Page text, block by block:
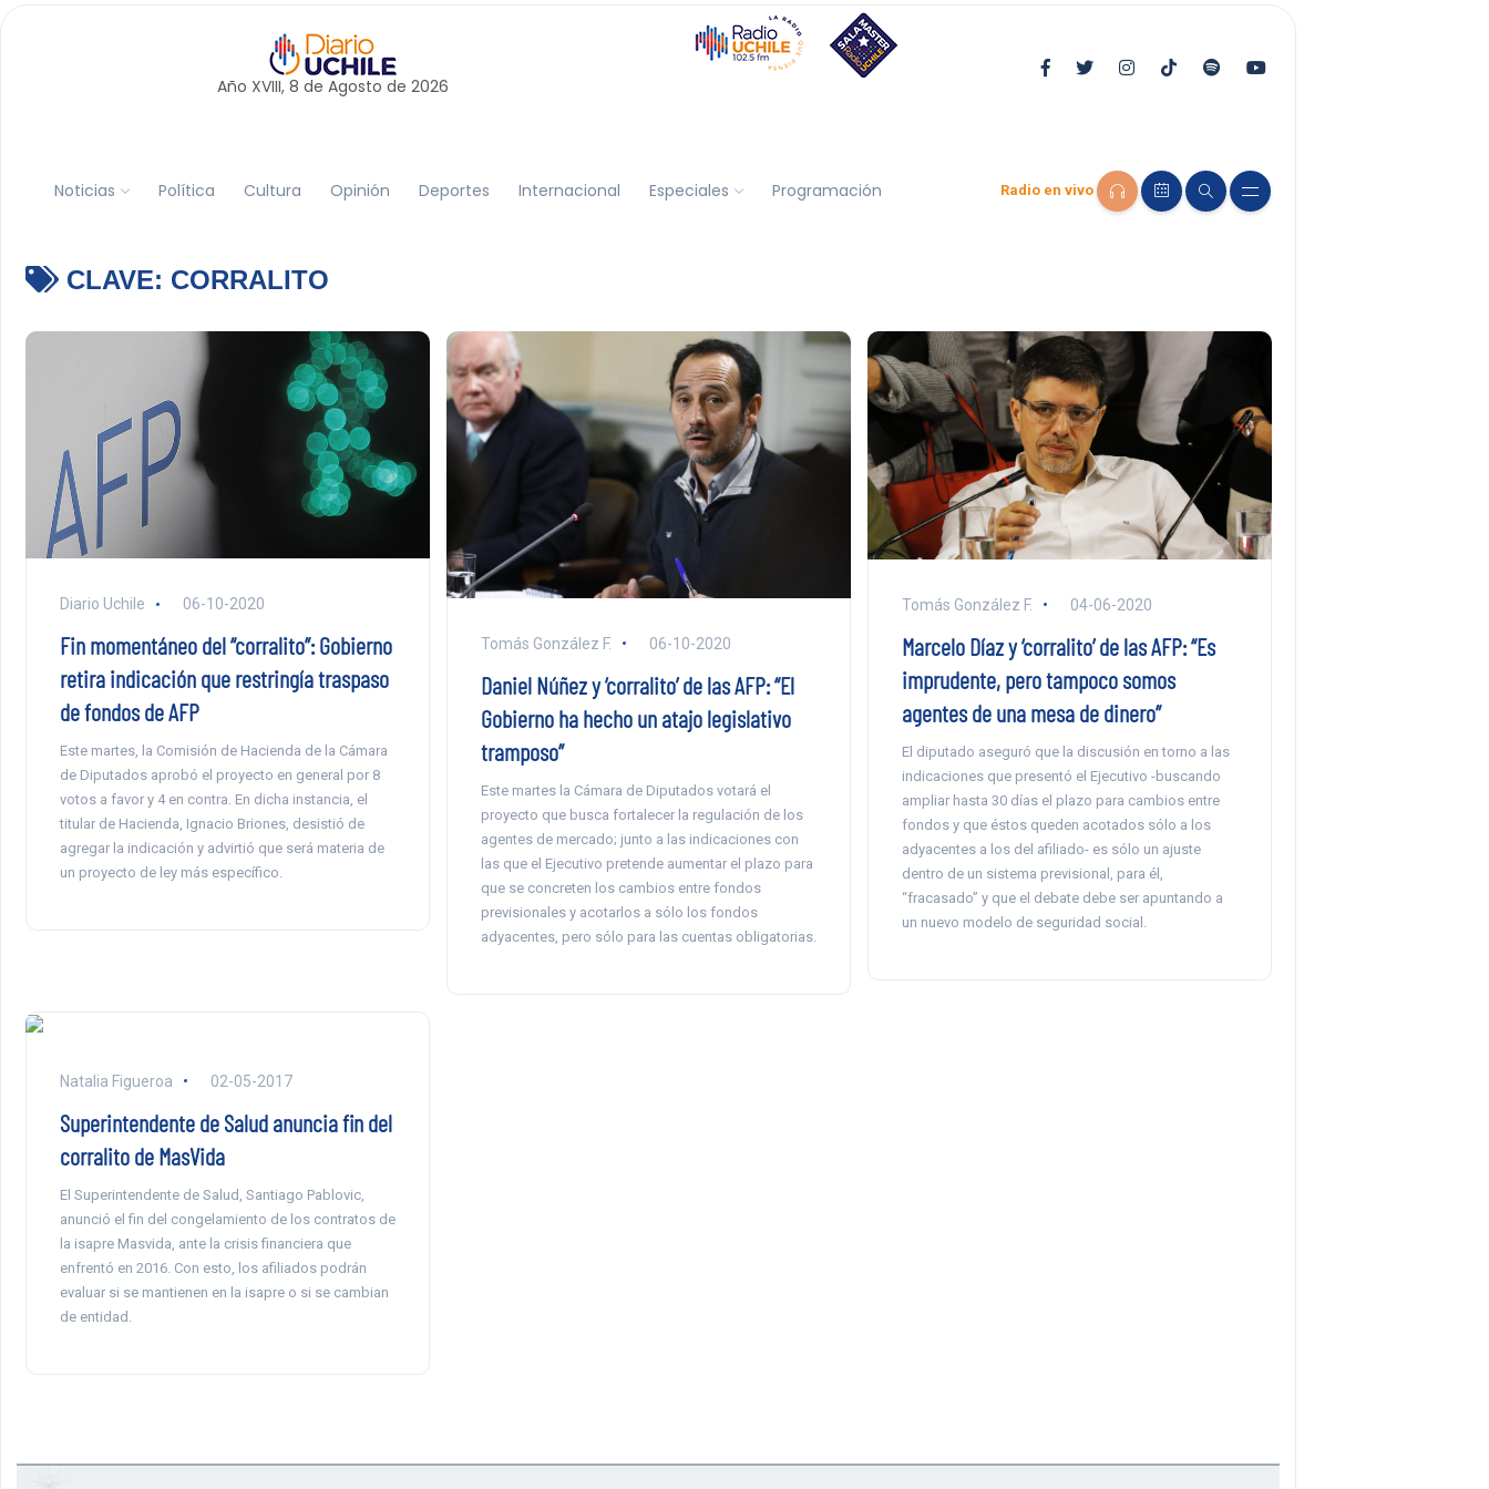
Año XVIII, 8 de Agosto de 2026
Noticias Política Cultura Opinión Deportes Internacional Especiales Programación Radio en vivo
CLAVE: CORRALITO
Diario Uchile 06-10-2020
Fin momentáneo del “corralito”: Gobierno
retira indicación que restringía traspaso
de fondos de AFP
Este martes, la Comisión de Hacienda de la Cámara
de Diputados aprobó el proyecto en general por 8
votos a favor y 4 en contra. En dicha instancia, el
titular de Hacienda, Ignacio Briones, desistió de
agregar la indicación y advirtió que será materia de
un proyecto de ley más específico.
Tomás González F. 06-10-2020
Daniel Núñez y ‘corralito’ de las AFP: “El
Gobierno ha hecho un atajo legislativo
tramposo”
Este martes la Cámara de Diputados votará el
proyecto que busca fortalecer la regulación de los
agentes de mercado; junto a las indicaciones con
las que el Ejecutivo pretende aumentar el plazo para
que se concreten los cambios entre fondos
previsionales y acotarlos a sólo los fondos
adyacentes, pero sólo para las cuentas obligatorias.
Tomás González F. 04-06-2020
Marcelo Díaz y ‘corralito’ de las AFP: “Es
imprudente, pero tampoco somos
agentes de una mesa de dinero”
El diputado aseguró que la discusión en torno a las
indicaciones que presentó el Ejecutivo -buscando
ampliar hasta 30 días el plazo para cambios entre
fondos y que éstos queden acotados sólo a los
adyacentes a los del afiliado- es sólo un ajuste
dentro de un sistema previsional, para él,
“fracasado” y que el debate debe ser apuntando a
un nuevo modelo de seguridad social.
Natalia Figueroa 02-05-2017
Superintendente de Salud anuncia fin del
corralito de MasVida
El Superintendente de Salud, Santiago Pablovic,
anunció el fin del congelamiento de los contratos de
la isapre Masvida, ante la crisis financiera que
enfrentó en 2016. Con esto, los afiliados podrán
evaluar si se mantienen en la isapre o si se cambian
de entidad.